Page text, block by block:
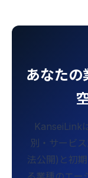
あなたの
KanseiLink
別・サービ
法公開)と初